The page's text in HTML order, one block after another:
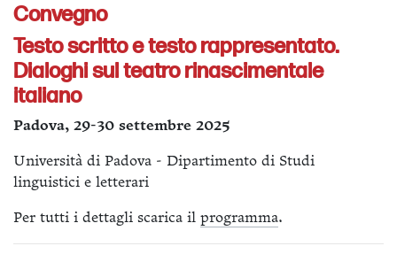
Convegno
Testo scritto e testo rappresentato.
Dialoghi sul teatro rinascimentale
italiano
Padova, 29-30 settembre 2025
Università di Padova - Dipartimento di Studi
linguistici e letterari
Per tutti i dettagli scarica il programma.